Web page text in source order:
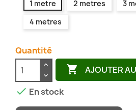
1 metre 2 metres
3
4 metres
Quantité
 AJOUTER
 En stock